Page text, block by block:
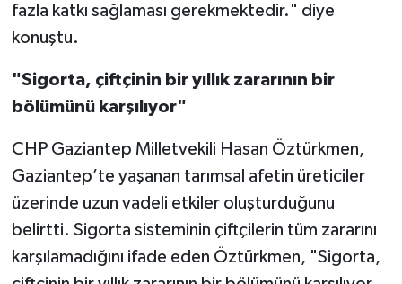
fazla katkı sağlaması gerekmektedir." diye
konuştu.
"Sigorta, çiftçinin bir yıllık zararının bir
bölümünü karşılıyor"
CHP Gaziantep Milletvekili Hasan Öztürkmen,
Gaziantep’te yaşanan tarımsal afetin üreticiler
üzerinde uzun vadeli etkiler oluşturduğunu
belirtti. Sigorta sisteminin çiftçilerin tüm zararını
karşılamadığını ifade eden Öztürkmen, "Sigorta,